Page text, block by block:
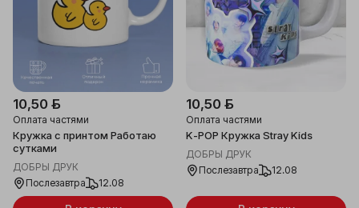
10,50 ƃ
Оплата частями
Кружка с принтом Работаю
сутками
ДОБРЫ ДРУК
Послезавтра
12.08
10,50 ƃ
Оплата частями
K-POP Кружка Stray Kids
ДОБРЫ ДРУК
Послезавтра
12.08